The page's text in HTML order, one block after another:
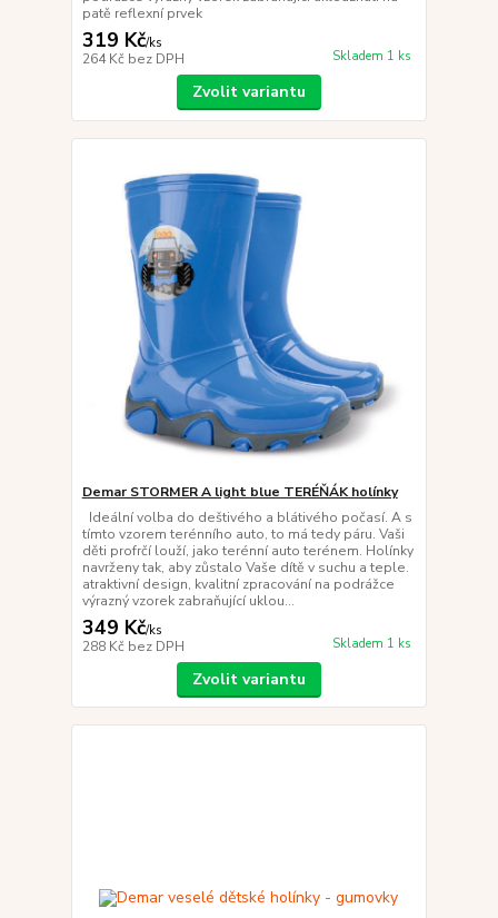
patě reflexní prvek
319 Kč/ks
264 Kč bez DPH Skladem 1 ks
Zvolit variantu
Demar STORMER A light blue TERÉŇÁK holínky
Ideální volba do deštivého a blátivého počasí. A s
tímto vzorem terénního auto, to má tedy páru. Vaši
děti profrčí louží, jako terénní auto terénem. Holínky
navrženy tak, aby zůstalo Vaše dítě v suchu a teple.
atraktivní design, kvalitní zpracování na podrážce
výrazný vzorek zabraňující uklou...
349 Kč/ks
288 Kč bez DPH Skladem 1 ks
Zvolit variantu